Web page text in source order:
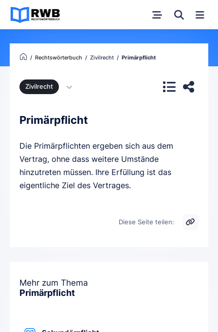
Rechtswörterbuch Zivilrecht Primärpflicht
Zivilrecht
Primärpflicht
Die Primärpflichten ergeben sich aus dem
Vertrag, ohne dass weitere Umstände
hinzutreten müssen. Ihre Erfüllung ist das
eigentliche Ziel des Vertrages.
Diese Seite teilen:
Mehr zum Thema
Primärpflicht